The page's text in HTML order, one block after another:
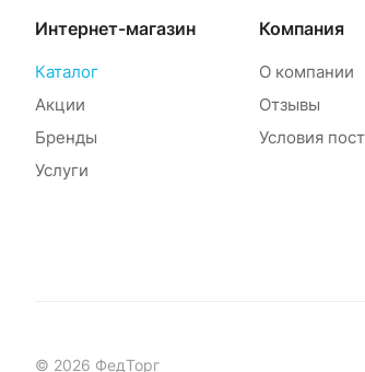
Интернет-магазин
Каталог
Акции
Бренды
Услуги
Компания
О компании
Отзывы
Условия
© 2026 ФедТорг